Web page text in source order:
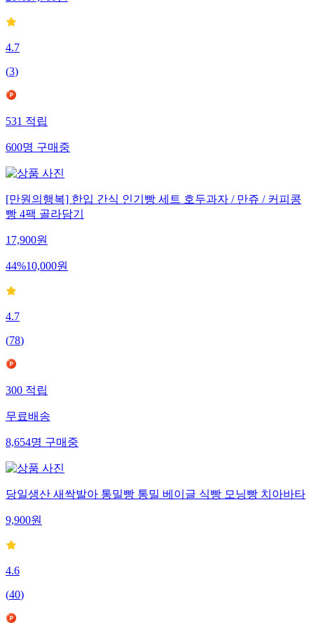
4.7
(3)
531적립
600명구매중
[만원의행복] 한입 간식 인기빵 세트 호두과자 / 만쥬 / 커피콩
빵 4팩 골라담기
17,900원
44%10,000원
4.7
(78)
300적립
무료배송
8,654명구매중
당일생산 새싹발아 통밀빵 통밀 베이글 식빵 모닝빵 치아바타
9,900원
4.6
(40)